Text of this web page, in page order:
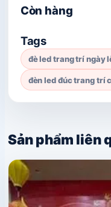
Còn hàng
Tags
đè led trang trí ngày
đèn led đúc trang trí
Sản phẩm liên